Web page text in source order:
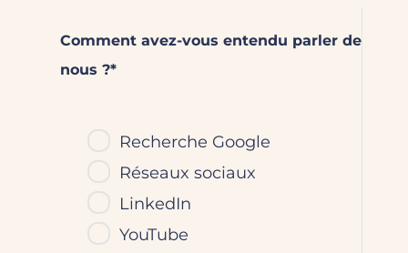
Comment avez-vous entendu parler de
nous ?*
Recherche Google
Réseaux sociaux
LinkedIn
YouTube